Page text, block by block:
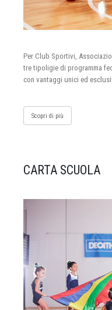
Per Club Sportivi,
tre tipoligie di programma
con vantaggi unici ed
Scopri di più
CARTA SCUOLA